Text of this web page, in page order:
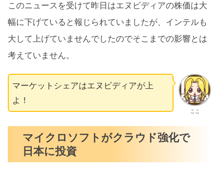
このニュースを受けて昨日はエヌビディアの株価は大
幅に下げていると報じられていましたが、インテルも
大して上げていませんでしたのでそこまでの影響とは
考えていません。
ここ
マーケットシェアはエヌビディアが上
よ！
マイクロソフトがクラウド強化で
日本に投資